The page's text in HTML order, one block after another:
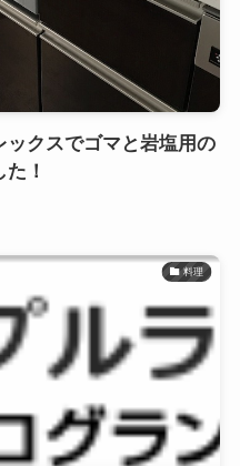
ックスでゴマと岩塩用の
！
料理